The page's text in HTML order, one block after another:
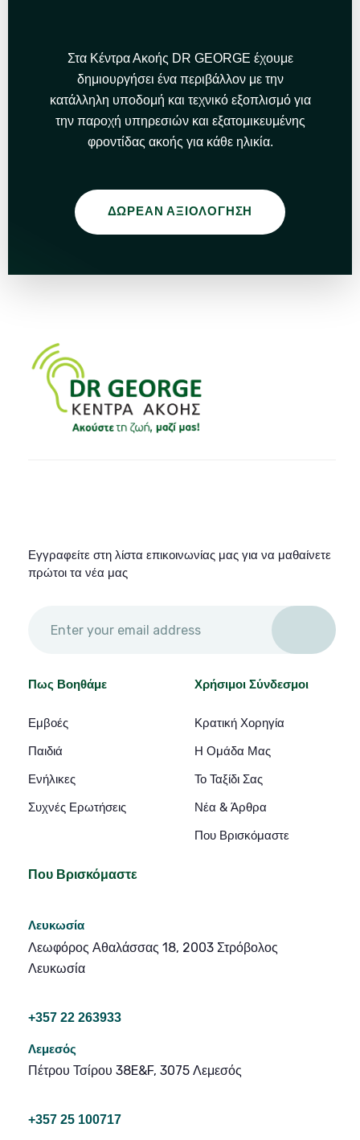
Στα Κέντρα Ακοής DR GEORGE έχουμε
δημιουργήσει ένα περιβάλλον με την
κατάλληλη υποδομή και τεχνικό εξοπλισμό για
την παροχή υπηρεσιών και εξατομικευμένης
φροντίδας ακοής για κάθε ηλικία.
ΔΩΡΕΑΝ ΑΞΙΟΛΟΓΗΣΗ
Εγγραφείτε στη λίστα επικοινωνίας μας για να μαθαίνετε
πρώτοι τα νέα μας
Πως Βοηθάμε
Εμβοές
Παιδιά
Ενήλικες
Συχνές Ερωτήσεις
Χρήσιμοι Σύνδεσμοι
Κρατική Χορηγία
Η Ομάδα Μας
Το Ταξίδι Σας
Νέα & Άρθρα
Που Βρισκόμαστε
Που Βρισκόμαστε
Λευκωσία
Λεωφόρος Αθαλάσσας 18, 2003 Στρόβολος
Λευκωσία
+357 22 263933
Λεμεσός
Πέτρου Τσίρου 38E&F, 3075 Λεμεσός
+357 25 100717